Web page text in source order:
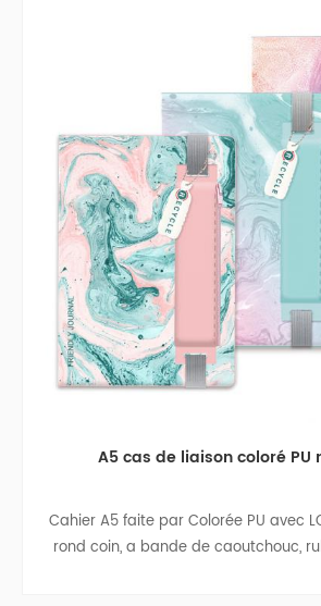
A5 cas de liaison coloré PU
Cahier A5 faite par Colorée PU avec
rond coin, a bande de caoutchouc,